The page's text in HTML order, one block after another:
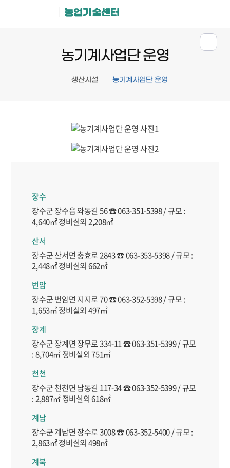
농업기술센터
농기계사업단 운영
생산시설 농기계사업단 운영
장수
장수군 장수읍 와동길 56 ☎ 063-351-5398 / 규모 :
4,640㎡ 정비실외 2,208㎡
산서
장수군 산서면 충효로 2843 ☎ 063-353-5398 / 규모 :
2,448㎡ 정비실외 662㎡
번암
장수군 번암면 지지로 70 ☎ 063-352-5398 / 규모 :
1,653㎡ 정비실외 497㎡
장계
장수군 장계면 장무로 334-11 ☎ 063-351-5399 / 규모
: 8,704㎡ 정비실외 751㎡
천천
장수군 천천면 남동길 117-34 ☎ 063-352-5399 / 규모
: 2,887㎡ 정비실외 618㎡
계남
장수군 계남면 장수로 3008 ☎ 063-352-5400 / 규모 :
2,863㎡ 정비실외 498㎡
계북